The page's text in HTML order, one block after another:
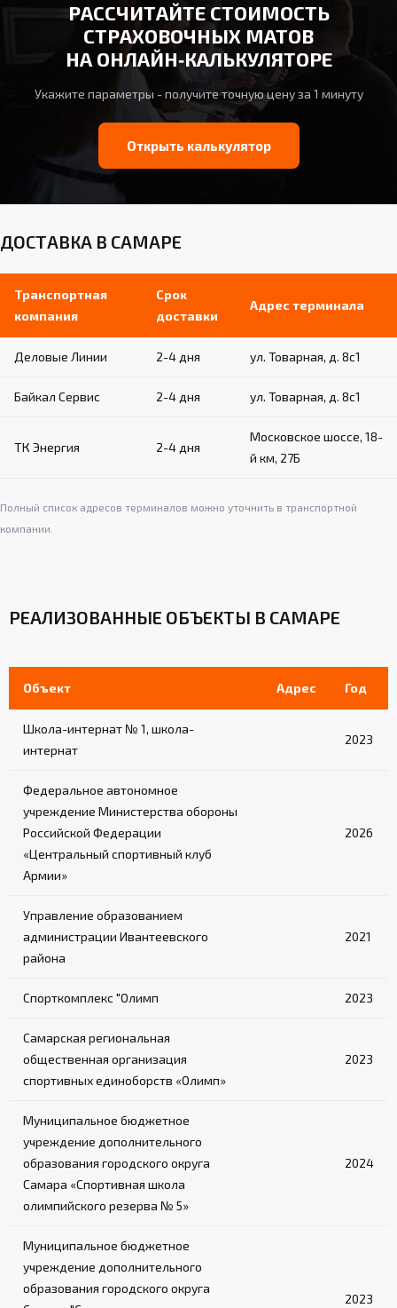
РАССЧИТАЙТЕ СТОИМОСТЬ
СТРАХОВОЧНЫХ МАТОВ
НА ОНЛАЙН‑КАЛЬКУЛЯТОРЕ
Укажите параметры - получите точную цену за 1 минуту
Открыть калькулятор
ДОСТАВКА В САМАРЕ
Транспортная
компания
Срок
доставки
Адрес терминала
Деловые Линии 2-4 дня ул. Товарная, д. 8с1
Байкал Сервис 2-4 дня ул. Товарная, д. 8с1
ТК Энергия 2-4 дня
Московское шоссе, 18-
й км, 27Б
Полный список адресов терминалов можно уточнить в транспортной
компании.
РЕАЛИЗОВАННЫЕ ОБЪЕКТЫ В САМАРЕ
Объект Адрес Год
Школа-интернат № 1, школа-
интернат
2023
Федеральное автономное
учреждение Министерства обороны
Российской Федерации
«Центральный спортивный клуб
Армии»
2026
Управление образованием
администрации Ивантеевского
района
2021
Спорткомплекс "Олимп 2023
Самарская региональная
общественная организация
спортивных единоборств «Олимп»
2023
Муниципальное бюджетное
учреждение дополнительного
образования городского округа
Самара «Спортивная школа
олимпийского резерва № 5»
2024
Муниципальное бюджетное
учреждение дополнительного
образования городского округа
2023